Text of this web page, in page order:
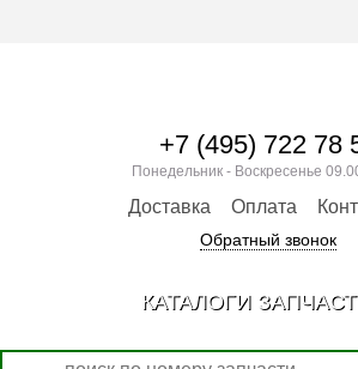
+7 (495) 722 78
Понедельник - Воскресенье
Доставка Оплата
Обратный звонок
КАТАЛОГИ